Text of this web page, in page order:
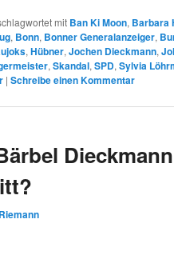
mit Ban Ki Moon, Barbara
, Bonn, Bonner Generalanzeiger,
, Hübner, Jochen Dieckmann,
, Skandal, SPD, Sylvia
| Schreibe einen Kommentar